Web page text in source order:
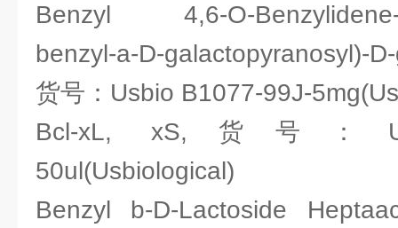
Benzyl 4,6-O-Benzylidene-
benzyl-a-D-galactopyranosyl)-
货号：Usbio B1077-99J-
Bcl-xL, xS,货号：
50ul(Usbiological)
Benzyl b-D-Lactoside